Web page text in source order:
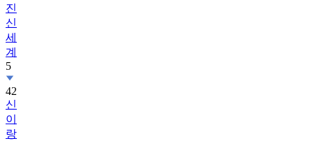
진
신
세
계
5
42
신
이
랑